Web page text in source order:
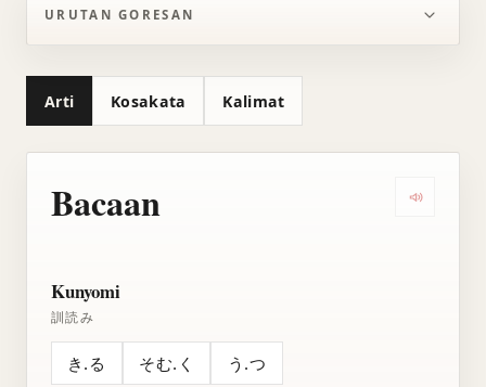
URUTAN GORESAN
Arti Kosakata Kalimat
Bacaan
Kunyomi
訓読み
き.る そむ.く う.つ